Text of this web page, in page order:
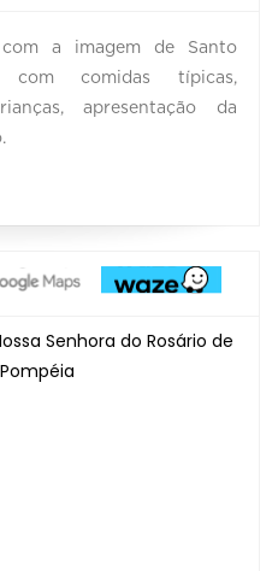
a imagem de Santo
com comidas típicas,
apresentação da
Senhora do Rosário de